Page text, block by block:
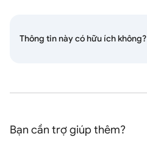
Thông tin này có hữu ích không?
Bạn cần trợ giúp thêm?